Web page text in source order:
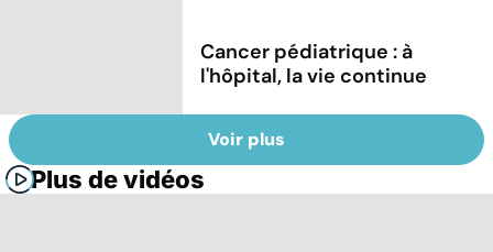
Cancer pédiatrique : à
l'hôpital, la vie continue
Voir plus
Plus de vidéos